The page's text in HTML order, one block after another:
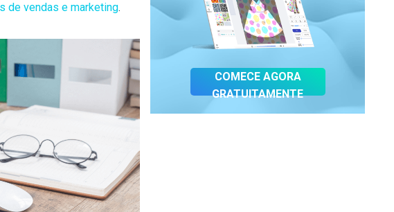
de vendas e marketing.
COMECE AGORA
GRATUITAMENTE